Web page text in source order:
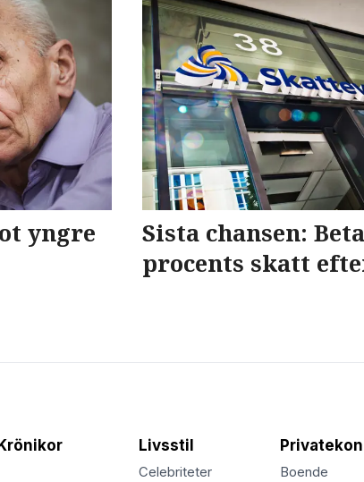
yngre
Sista chansen:
procents skatt
Livsstil
Celebriteter
Boende